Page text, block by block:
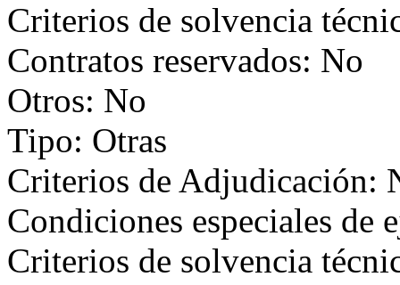
Criterios de solvencia
Contratos reservados: No
Otros: No
Tipo: Otras
Criterios de Adjudicación:
Condiciones especiales de
Criterios de solvencia